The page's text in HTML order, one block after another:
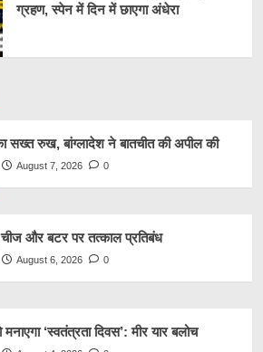
ग्रहण, स्पेन में दिन में छाएगा अंधेरा
सख्त रुख, बांग्लादेश ने बातचीत की अपील की
August 7, 2026 0
और बटर पर तत्काल प्रतिबंध
August 6, 2026 0
‘स्वतंत्रता दिवस’: मीर यार बलोच